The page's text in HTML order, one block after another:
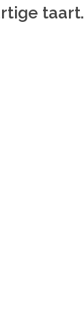
taart.